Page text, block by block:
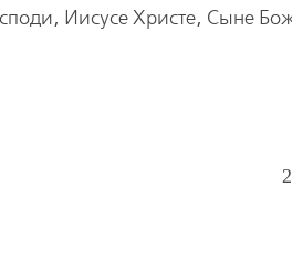
Иисусе Христе, Сыне